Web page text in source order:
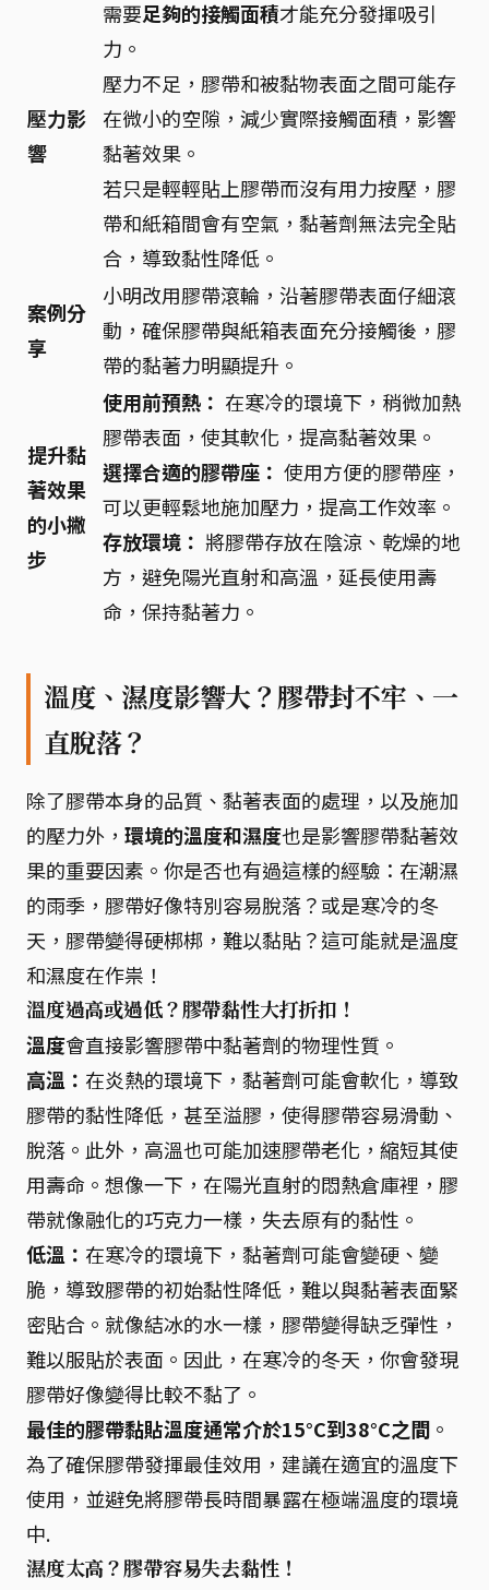
壓力影
響
需要足夠的接觸面積才能充分發揮吸引
力。
壓力不足，膠帶和被黏物表面之間可能存
在微小的空隙，減少實際接觸面積，影響
黏著效果。
若只是輕輕貼上膠帶而沒有用力按壓，膠
帶和紙箱間會有空氣，黏著劑無法完全貼
合，導致黏性降低。
案例分
享
小明改用膠帶滾輪，沿著膠帶表面仔細滾
動，確保膠帶與紙箱表面充分接觸後，膠
帶的黏著力明顯提升。
提升黏
著效果
的小撇
步
使用前預熱： 在寒冷的環境下，稍微加熱
膠帶表面，使其軟化，提高黏著效果。
選擇合適的膠帶座： 使用方便的膠帶座，
可以更輕鬆地施加壓力，提高工作效率。
存放環境： 將膠帶存放在陰涼、乾燥的地
方，避免陽光直射和高溫，延長使用壽
命，保持黏著力。
溫度、濕度影響大？膠帶封不牢、一
直脫落？
除了膠帶本身的品質、黏著表面的處理，以及施加
的壓力外， 環境的溫度和濕度也是影響膠帶黏著效
果的重要因素。你是否也有過這樣的經驗：在潮濕
的雨季，膠帶好像特別容易脫落？或是寒冷的冬
天，膠帶變得硬梆梆，難以黏貼？這可能就是溫度
和濕度在作祟！
溫度過高或過低？膠帶黏性大打折扣！
溫度會直接影響膠帶中黏著劑的物理性質。
高溫： 在炎熱的環境下，黏著劑可能會軟化，導致
膠帶的黏性降低，甚至溢膠，使得膠帶容易滑動、
脫落。此外，高溫也可能加速膠帶老化，縮短其使
用壽命。想像一下，在陽光直射的悶熱倉庫裡，膠
帶就像融化的巧克力一樣，失去原有的黏性。
低溫： 在寒冷的環境下，黏著劑可能會變硬、變
脆，導致膠帶的初始黏性降低，難以與黏著表面緊
密貼合。就像結冰的水一樣，膠帶變得缺乏彈性，
難以服貼於表面。因此，在寒冷的冬天，你會發現
膠帶好像變得比較不黏了。
最佳的膠帶黏貼溫度通常介於15°C到38°C之間 。
為了確保膠帶發揮最佳效用，建議在適宜的溫度下
使用，並避免將膠帶長時間暴露在極端溫度的環境
中.
濕度太高？膠帶容易失去黏性！